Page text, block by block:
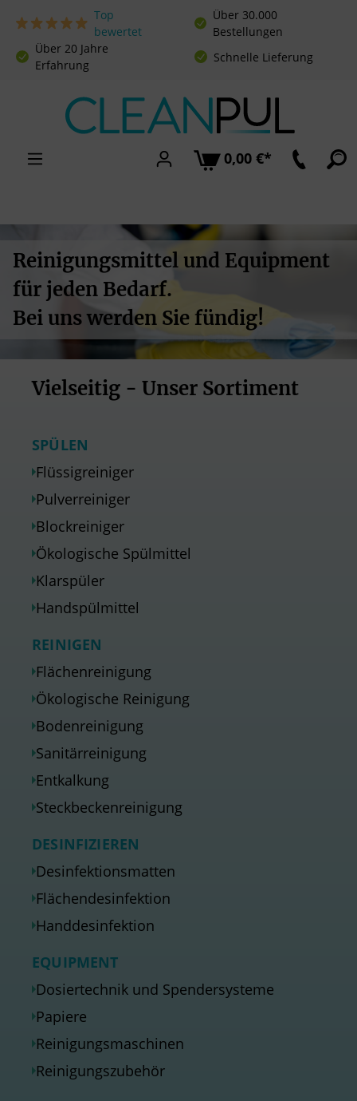
Zum Hauptinhalt springen
Top
bewertet
Über 30.000
Bestellungen
Über 20 Jahre
Erfahrung
Schnelle Lieferung
0,00 €*
Reinigungsmittel und Equipment
für jeden Bedarf.
Bei uns werden Sie fündig!
Vielseitig - Unser Sortiment
SPÜLEN
Flüssigreiniger
Pulverreiniger
Blockreiniger
Ökologische Spülmittel
Klarspüler
Handspülmittel
REINIGEN
Flächenreinigung
Ökologische Reinigung
Bodenreinigung
Sanitärreinigung
Entkalkung
Steckbeckenreinigung
DESINFIZIEREN
Desinfektionsmatten
Flächendesinfektion
Handdesinfektion
EQUIPMENT
Dosiertechnik und Spendersysteme
Papiere
Reinigungsmaschinen
Reinigungszubehör